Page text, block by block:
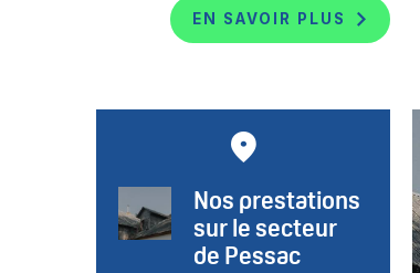
EN SAVOIR PLUS
Nos prestations
sur le secteur
de Pessac